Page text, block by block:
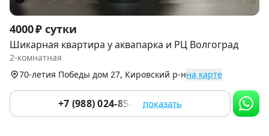
Item
1
of
4000 ₽ сутки
Шикарная квартира у аквапарка и РЦ Волгоград
2-комнатная
70-летия Победы дом 27, Кировский р-нна карте
+7 (988) 024-85-62 показать